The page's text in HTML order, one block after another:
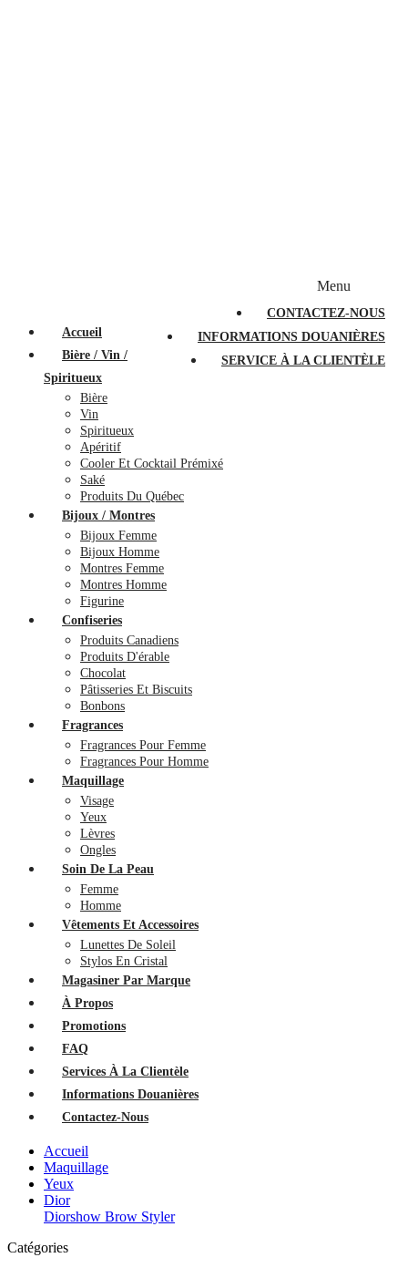
CONTACTEZ-NOUS
INFORMATIONS DOUANIÈRES
SERVICE À LA CLIENTÈLE
Menu
Accueil
Bière / Vin /
Spiritueux
Bière
Vin
Spiritueux
Apéritif
Cooler Et Cocktail Prémixé
Saké
Produits Du Québec
Bijoux / Montres
Bijoux Femme
Bijoux Homme
Montres Femme
Montres Homme
Figurine
Confiseries
Produits Canadiens
Produits D'érable
Chocolat
Pâtisseries Et Biscuits
Bonbons
Fragrances
Fragrances Pour Femme
Fragrances Pour Homme
Maquillage
Visage
Yeux
Lèvres
Ongles
Soin De La Peau
Femme
Homme
Vêtements Et Accessoires
Lunettes De Soleil
Stylos En Cristal
Magasiner Par Marque
À Propos
Promotions
FAQ
Services À La Clientèle
Informations Douanières
Contactez-Nous
Accueil
Maquillage
Yeux
Dior
Diorshow Brow Styler
Catégories